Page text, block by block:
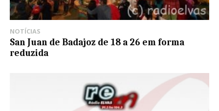
NOTÍCIAS
San Juan de Badajoz de 18 a 26 em forma
reduzida